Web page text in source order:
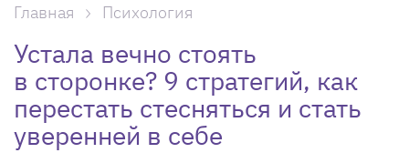
Главная Психология
Устала вечно стоять
в сторонке? 9 стратегий, как
перестать стесняться и стать
уверенней в себе